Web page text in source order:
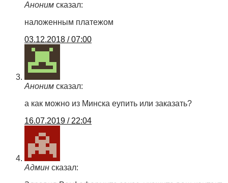
Аноним сказал:
наложенным платежом
03.12.2018 / 07:00
Аноним сказал:
а как можно из Минска еупить или заказать?
16.07.2019 / 22:04
Админ сказал: